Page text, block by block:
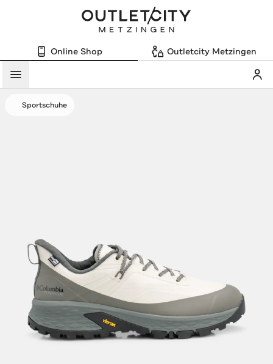
Online Shop Outletcity Metzingen
Menü
Sportschuhe